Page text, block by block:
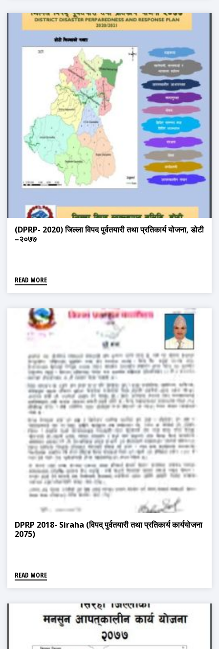
(DPRP- 2020) जिल्ला विपद पुर्वतयारी तथा प्रतिकार्य योजना, डोटी
–२०७७
READ MORE
DPRP 2018- Siraha (विपद् पुर्वतयारी तथा प्रतिकार्य कार्ययाेजना
2075)
READ MORE